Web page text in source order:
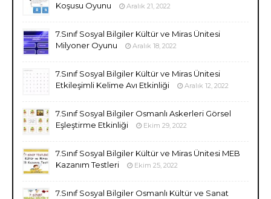
Koşusu Oyunu
Aralık 21, 2022
7.Sınıf Sosyal Bilgiler Kültür ve Miras Ünitesi
Milyoner Oyunu
Aralık 18, 2022
7.Sınıf Sosyal Bilgiler Kültür ve Miras Ünitesi
Etkileşimli Kelime Avı Etkinliği
Aralık 12, 2022
7.Sınıf Sosyal Bilgiler Osmanlı Askerleri Görsel
Eşleştirme Etkinliği
Ekim 29, 2022
7.Sınıf Sosyal Bilgiler Kültür ve Miras Ünitesi MEB
Kazanım Testleri
Ekim 25, 2022
7.Sınıf Sosyal Bilgiler Osmanlı Kültür ve Sanat